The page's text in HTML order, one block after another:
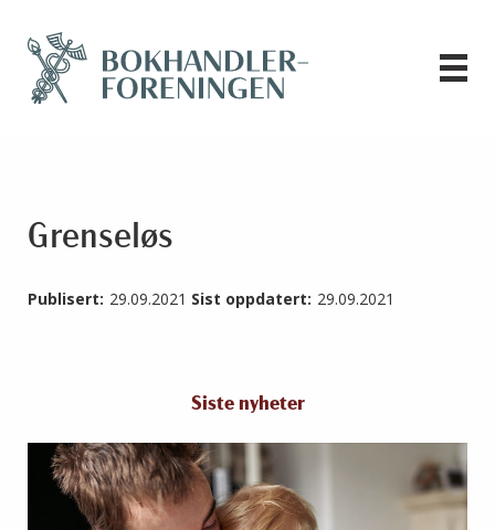
Grenseløs
Publisert: 29.09.2021 Sist oppdatert: 29.09.2021
Siste nyheter